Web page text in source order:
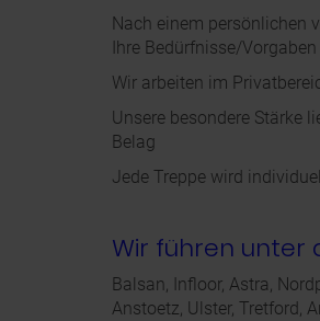
Nach einem persönlichen
Ihre Bedürfnisse/
Wir arbeiten im
Unsere besondere Stärke
Belag
Jede Treppe wird
Wir führen unter
Balsan, Infloor, Astra,
Anstoetz, Ulster, Tretford,